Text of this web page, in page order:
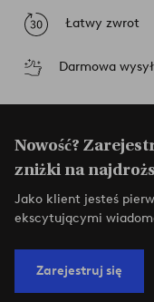
Łatwy zwrot
Darmowa
Nowość?
zniżki na
Jako klient jesteś
ekscytującymi
Zarejestruj się